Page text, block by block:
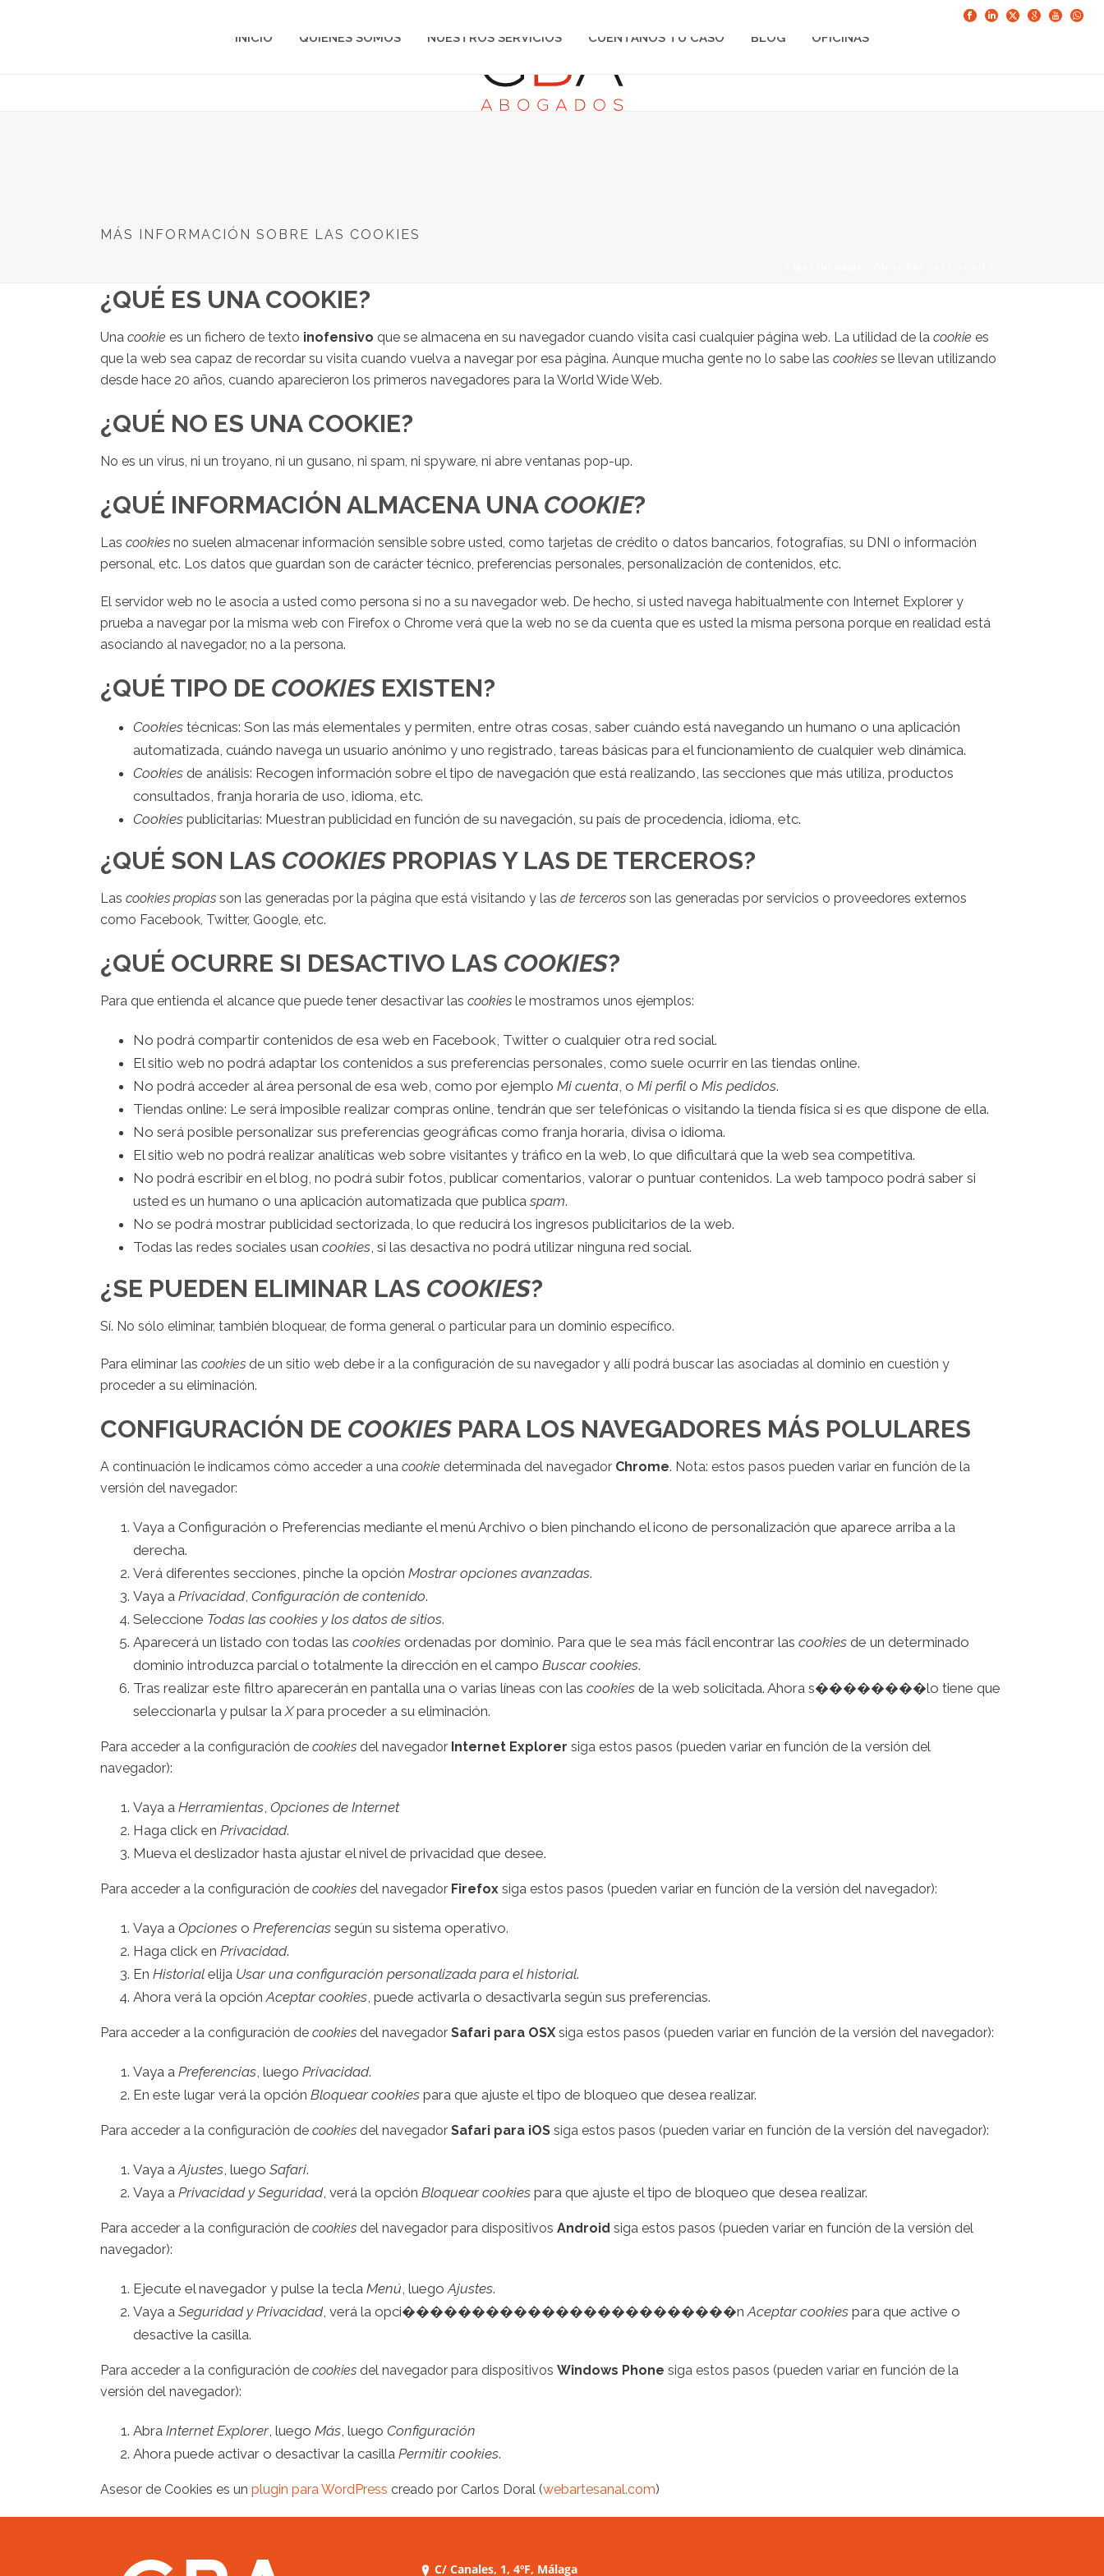
INICIO QUIÉNES SOMOS NUESTROS SERVICIOS CUÉNTANOS TU CASO BLOG OFICINAS
MÁS INFORMACIÓN SOBRE LAS COOKIES
¿QUÉ ES UNA COOKIE?
Una cookie es un fichero de texto inofensivo que se almacena en su navegador cuando visita casi cualquier página web. La utilidad de la cookie es
que la web sea capaz de recordar su visita cuando vuelva a navegar por esa página. Aunque mucha gente no lo sabe las cookies se llevan utilizando
desde hace 20 años, cuando aparecieron los primeros navegadores para la World Wide Web.
¿QUÉ NO ES UNA COOKIE?
No es un virus, ni un troyano, ni un gusano, ni spam, ni spyware, ni abre ventanas pop-up.
¿QUÉ INFORMACIÓN ALMACENA UNA COOKIE?
Las cookies no suelen almacenar información sensible sobre usted, como tarjetas de crédito o datos bancarios, fotografías, su DNI o información
personal, etc. Los datos que guardan son de carácter técnico, preferencias personales, personalización de contenidos, etc.
El servidor web no le asocia a usted como persona si no a su navegador web. De hecho, si usted navega habitualmente con Internet Explorer y
prueba a navegar por la misma web con Firefox o Chrome verá que la web no se da cuenta que es usted la misma persona porque en realidad está
asociando al navegador, no a la persona.
¿QUÉ TIPO DE COOKIES EXISTEN?
Cookiestécnicas: Son las más elementales y permiten, entre otras cosas, saber cuándo está navegando un humano o una aplicación
automatizada, cuándo navega un usuario anónimo y uno registrado, tareas básicas para el funcionamiento de cualquier web dinámica.
Cookiesde análisis: Recogen información sobre el tipo de navegación que está realizando, las secciones que más utiliza, productos
consultados, franja horaria de uso, idioma, etc.
Cookiespublicitarias: Muestran publicidad en función de su navegación, su país de procedencia, idioma, etc.
¿QUÉ SON LAS COOKIES PROPIAS Y LAS DE TERCEROS?
Las cookies propias son las generadas por la página que está visitando y las de terceros son las generadas por servicios o proveedores externos
como Facebook, Twitter, Google, etc.
¿QUÉ OCURRE SI DESACTIVO LAS COOKIES?
Para que entienda el alcance que puede tener desactivar las cookies le mostramos unos ejemplos:
No podrá compartir contenidos de esa web en Facebook, Twitter o cualquier otra red social.
El sitio web no podrá adaptar los contenidos a sus preferencias personales, como suele ocurrir en las tiendas online.
No podrá acceder al área personal de esa web, como por ejemplo Mi cuenta, o Mi perfilo Mis pedidos.
Tiendas online: Le será imposible realizar compras online, tendrán que ser telefónicas o visitando la tienda física si es que dispone de ella.
No será posible personalizar sus preferencias geográficas como franja horaria, divisa o idioma.
El sitio web no podrá realizar analíticas web sobre visitantes y tráfico en la web, lo que dificultará que la web sea competitiva.
No podrá escribir en el blog, no podrá subir fotos, publicar comentarios, valorar o puntuar contenidos. La web tampoco podrá saber si
usted es un humano o una aplicación automatizada que publica spam.
No se podrá mostrar publicidad sectorizada, lo que reducirá los ingresos publicitarios de la web.
Todas las redes sociales usan cookies, si las desactiva no podrá utilizar ninguna red social.
¿SE PUEDEN ELIMINAR LAS COOKIES?
Sí. No sólo eliminar, también bloquear, de forma general o particular para un dominio específico.
Para eliminar las cookies de un sitio web debe ir a la configuración de su navegador y allí podrá buscar las asociadas al dominio en cuestión y
proceder a su eliminación.
CONFIGURACIÓN DE COOKIES PARA LOS NAVEGADORES MÁS POLULARES
A continuación le indicamos cómo acceder a una cookie determinada del navegador Chrome. Nota: estos pasos pueden variar en función de la
versión del navegador:
Vaya a Configuración o Preferencias mediante el menú Archivo o bien pinchando el icono de personalización que aparece arriba a la
derecha.
Verá diferentes secciones, pinche la opción Mostrar opciones avanzadas.
Vaya a Privacidad, Configuración de contenido.
Seleccione Todas las cookiesy los datos de sitios.
Aparecerá un listado con todas las cookiesordenadas por dominio. Para que le sea más fácil encontrar las cookiesde un determinado
dominio introduzca parcial o totalmente la dirección en el campo Buscar cookies.
Tras realizar este filtro aparecerán en pantalla una o varias líneas con las cookiesde la web solicitada. Ahora s��������lo tiene que
seleccionarla y pulsar laXpara proceder a su eliminación.
Para acceder a la configuración de cookies del navegador Internet Explorer siga estos pasos (pueden variar en función de la versión del
navegador):
Vaya a Herramientas, Opciones de Internet
Haga click en Privacidad.
Mueva el deslizador hasta ajustar el nivel de privacidad que desee.
Para acceder a la configuración de cookies del navegador Firefox siga estos pasos (pueden variar en función de la versión del navegador):
Vaya a Opcioneso Preferenciassegún su sistema operativo.
Haga click en Privacidad.
En Historialelija Usar una configuración personalizada para el historial.
Ahora verá la opciónAceptar cookies, puede activarla o desactivarla según sus preferencias.
Para acceder a la configuración de cookies del navegador Safari para OSX siga estos pasos (pueden variar en función de la versión del navegador):
Vaya a Preferencias, luego Privacidad.
En este lugar verá la opción Bloquear cookiespara que ajuste el tipo de bloqueo que desea realizar.
Para acceder a la configuración de cookies del navegador Safari para iOS siga estos pasos (pueden variar en función de la versión del navegador):
Vaya aAjustes, luego Safari.
Vaya a Privacidad y Seguridad, verá la opción Bloquear cookiespara que ajuste el tipo de bloqueo que desea realizar.
Para acceder a la configuración de cookies del navegador para dispositivos Android siga estos pasos (pueden variar en función de la versión del
navegador):
Ejecute el navegador y pulse la tecla Menú, luegoAjustes.
Vaya a Seguridad y Privacidad, verá la opci������������������������nAceptar cookiespara que active o
desactive la casilla.
Para acceder a la configuración de cookies del navegador para dispositivos Windows Phone siga estos pasos (pueden variar en función de la
versión del navegador):
Abra Internet Explorer, luego Más, luego Configuración
Ahora puede activar o desactivar la casilla Permitir cookies.
Asesor de Cookies es un plugin para WordPress creado por Carlos Doral (webartesanal.com)
C/ Canales, 1, 4ºF, Málaga